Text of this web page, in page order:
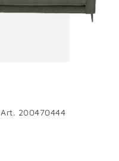
Art. 200470444